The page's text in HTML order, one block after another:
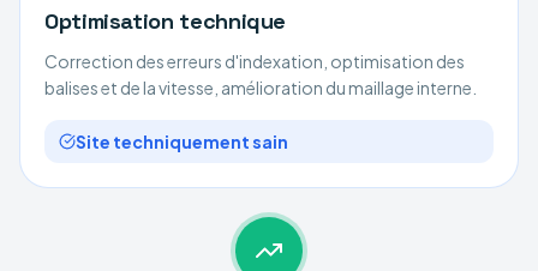
Optimisation technique
Correction des erreurs d'indexation, optimisation des
balises et de la vitesse, amélioration du maillage interne.
Site techniquement sain